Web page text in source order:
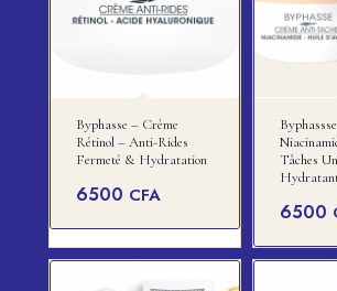
Byphasse – Crème
Rétinol – Anti-Rides
Fermeté & Hydratation
6500 CFA
Tâches
6500